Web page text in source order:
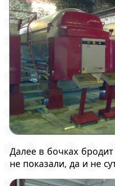
Далее в бочках
не показали, да и не